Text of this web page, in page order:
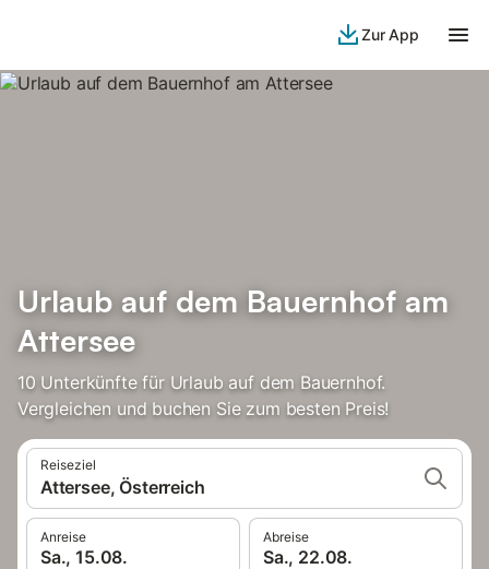
Zur App
Urlaub auf dem Bauernhof am
Attersee
10 Unterkünfte für Urlaub auf dem Bauernhof.
Vergleichen und buchen Sie zum besten Preis!
Reiseziel
Attersee, Österreich
Anreise
Sa., 15.08.
Abreise
Sa., 22.08.